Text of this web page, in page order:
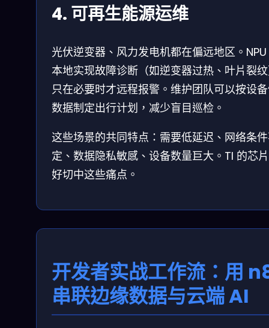
4. 可再生能源运维
光伏逆变器、风力发电机都在偏远地区。
本地实现故障诊断（如逆变器过热、叶片裂
只在必要时才远程报警。维护团队可以按设
数据制定出行计划，减少盲目巡检。
这些场景的共同特点：需要低延迟、网络条
定、数据隐私敏感、设备数量巨大。TI 的芯
好切中这些痛点。
开发者实战工作流：用
串联边缘数据与云端 AI